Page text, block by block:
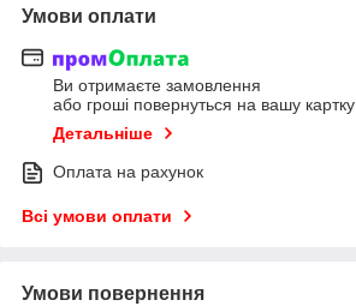
Умови оплати
Ви отримаєте замовлення
або гроші повернуться на вашу картку
Детальніше
Оплата на рахунок
Всі умови оплати
Умови повернення